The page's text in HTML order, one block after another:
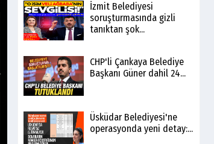
İzmit Belediyesi
soruşturmasında gizli
tanıktan şok...
CHP'li Çankaya Belediye
Başkanı Güner dahil 24...
Üsküdar Belediyesi'ne
operasyonda yeni detay:...